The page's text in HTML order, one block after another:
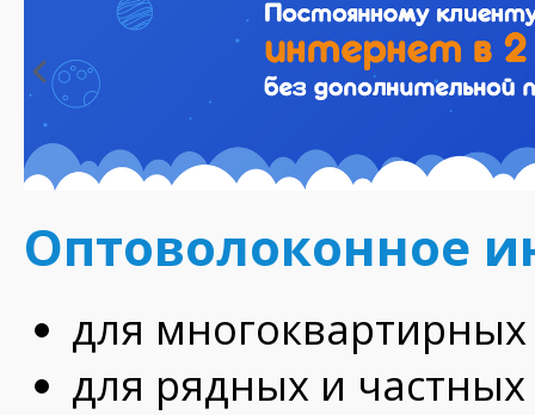
Оптоволоконное
для
для рядных и